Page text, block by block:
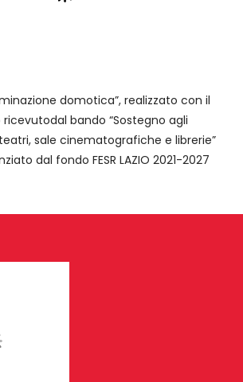
domotica”, realizzato con il
bando “Sostegno agli
sale cinematografiche e librerie”
dal fondo FESR LAZIO 2021-2027